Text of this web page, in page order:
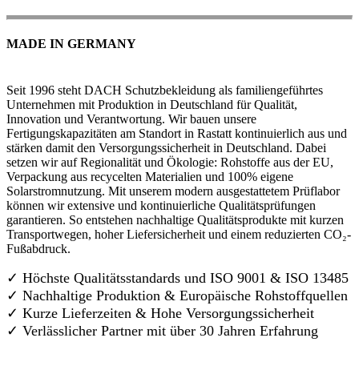
MADE IN GERMANY
Seit 1996 steht DACH Schutzbekleidung als familiengeführtes
Unternehmen mit Produktion in Deutschland für Qualität,
Innovation und Verantwortung. Wir bauen unsere
Fertigungskapazitäten am Standort in Rastatt kontinuierlich aus und
stärken damit den Versorgungssicherheit in Deutschland. Dabei
setzen wir auf Regionalität und Ökologie: Rohstoffe aus der EU,
Verpackung aus recycelten Materialien und 100% eigene
Solarstromnutzung. Mit unserem modern ausgestattetem Prüflabor
können wir extensive und kontinuierliche Qualitätsprüfungen
garantieren. So entstehen nachhaltige Qualitätsprodukte mit kurzen
Transportwegen, hoher Liefersicherheit und einem reduzierten CO₂-
Fußabdruck.
✓ Höchste Qualitätsstandards und ISO 9001 & ISO 13485
✓ Nachhaltige Produktion & Europäische Rohstoffquellen
✓ Kurze Lieferzeiten & Hohe Versorgungssicherheit
✓ Verlässlicher Partner mit über 30 Jahren Erfahrung